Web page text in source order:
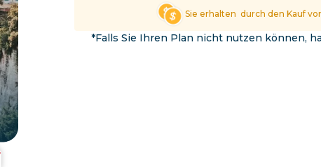
Sie erhalten durch den Kauf
*Falls Sie Ihren Plan nicht nutzen können,